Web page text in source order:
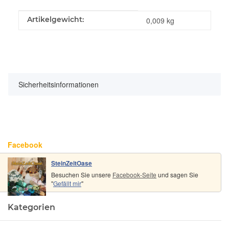
Produkteigenschaft
Wert
Artikelgewicht: 0,009 kg
Sicherheitsinformationen
Facebook
SteinZeitOase
Besuchen Sie unsere Facebook-Seite und sagen Sie
"Gefällt mir"
Kategorien